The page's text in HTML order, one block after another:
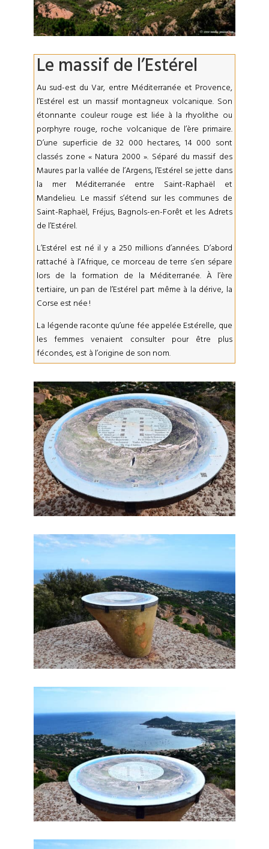
Le massif de l’Estérel
Au sud-est du Var, entre Méditerranée et Provence,
l’Estérel est un massif montagneux volcanique. Son
étonnante couleur rouge est liée à la rhyolithe ou
porphyre rouge, roche volcanique de l’ère primaire.
D’une superficie de 32 000 hectares, 14 000 sont
classés zone « Natura 2000 ». Séparé du massif des
Maures par la vallée de l’Argens, l’Estérel se jette dans
la mer Méditerranée entre Saint-Raphaël et
Mandelieu. Le massif s’étend sur les communes de
Saint-Raphaël, Fréjus, Bagnols-en-Forêt et les Adrets
de l’Estérel.
L’Estérel est né il y a 250 millions d’années. D’abord
rattaché à l’Afrique, ce morceau de terre s’en sépare
lors de la formation de la Méditerranée. À l’ère
tertiaire, un pan de l’Estérel part même à la dérive, la
Corse est née !
La légende raconte qu’une fée appelée Estérelle, que
les femmes venaient consulter pour être plus
fécondes, est à l’origine de son nom.